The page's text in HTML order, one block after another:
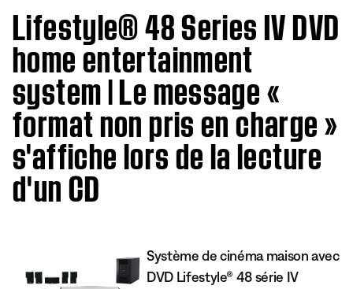
Lifestyle® 48 Series IV DVD
home entertainment
system | Le message «
format non pris en charge »
s'affiche lors de la lecture
d'un CD
Système de cinéma maison avec
DVD Lifestyle® 48 série IV